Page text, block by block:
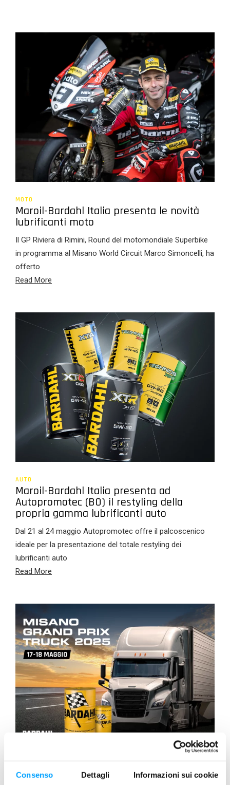
Consenso Dettagli Informazioni sui cookie
MOTO
Maroil-Bardahl Italia presenta le novità
lubrificanti moto
Il GP Riviera di Rimini, Round del motomondiale Superbike
in programma al Misano World Circuit Marco Simoncelli, ha
offerto
Read More
AUTO
Maroil-Bardahl Italia presenta ad
Autopromotec (BO) il restyling della
propria gamma lubrificanti auto
Dal 21 al 24 maggio Autopromotec offre il palcoscenico
ideale per la presentazione del totale restyling dei
lubrificanti auto
Read More
EVENTI